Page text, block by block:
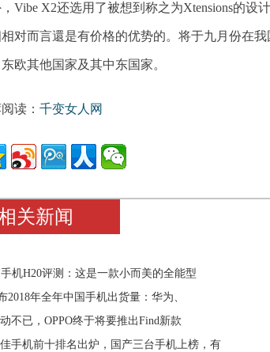
Vibe X2还选用了被想到称之为Xtensions的设
对而言還是有价格的优势的。将于九月份在
欧其他国家及其中东国家。
读： 千变女人网
关新闻
机H20评测：这是一款小而美的全能型
2018年全年中国手机出货量：华为、
不已，OPPO终于将要推出Find新款
手机前十排名出炉，国产三台手机上榜，有